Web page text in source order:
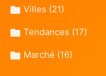
Villes (21)
Tendances (17)
Marché (16)